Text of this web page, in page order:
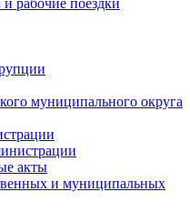
рабочие поездки
муниципального округа
акты
и муниципальных